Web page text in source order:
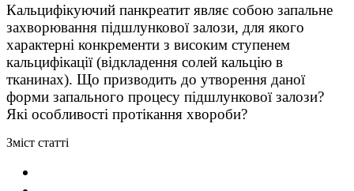
Кальцифікуючий панкреатит являє собою запальне
захворювання підшлункової залози, для якого
характерні конкременти з високим ступенем
кальцифікації (відкладення солей кальцію в
тканинах). Що призводить до утворення даної
форми запального процесу підшлункової залози?
Які особливості протікання хвороби?
Зміст статті